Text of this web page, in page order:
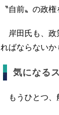
〝自前〟の政
岸田氏も、政
ればならないか
気になる
もうひとつ、